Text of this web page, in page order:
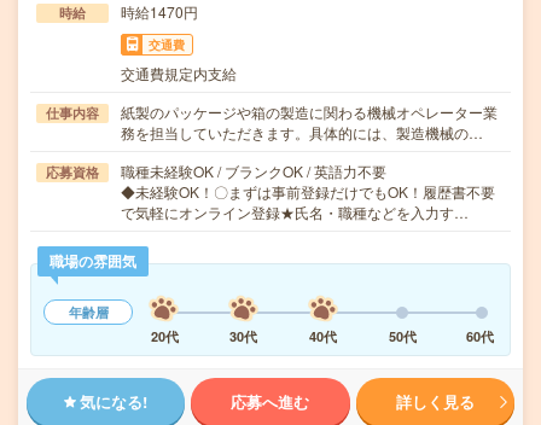
時給 時給1470円
交通費
交通費規定内支給
仕事内容
紙製のパッケージや箱の製造に関わる機械オペレーター業
務を担当していただきます。具体的には、製造機械の…
応募資格
職種未経験OK / ブランクOK / 英語力不要
◆未経験OK！〇まずは事前登録だけでもOK！履歴書不要
で気軽にオンライン登録★氏名・職種などを入力す…
職場の雰囲気
年齢層
20代
30代 40代 50代 60代
気になる! 応募へ進む 詳しく見る